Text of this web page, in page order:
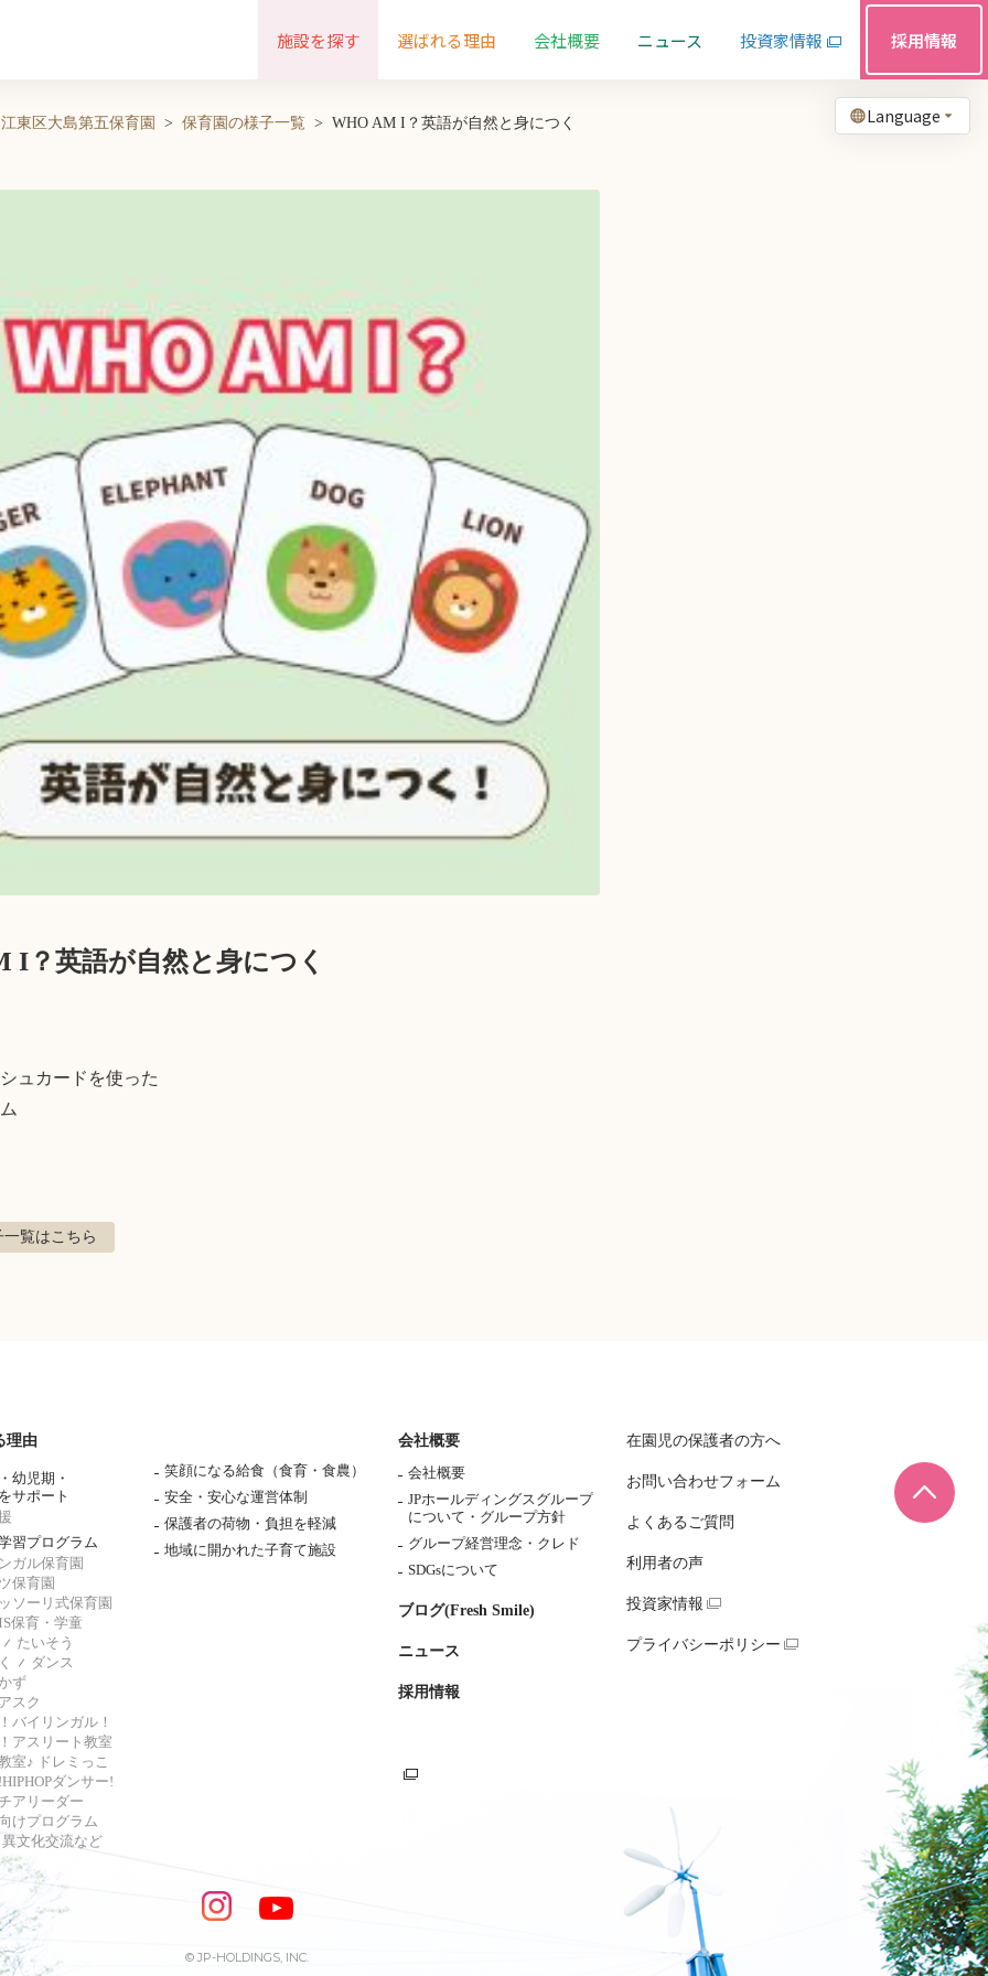
Language
施設を探す 選ばれる理由 会社概要 ニュース 投資家情報 採用情報
江東区大島第五保育園 保育園の様子一覧 WHO AM I？英語が自然と身につく
I？英語が自然と身につく
ュカードを使った
一覧はこちら
ページ
理由
幼児期・
サポート
習プログラム
ガル保育園
保育園
ソーリ式保育園
保育・学童
たいそう
ダンス
ず
スク
バイリンガル！
アスリート教室
室♪ ドレミっこ
ダンサー!
アリーダー
けプログラム
異文化交流など
笑顔になる給食（食育・食農）
安全・安心な運営体制
保護者の荷物・負担を軽減
地域に開かれた子育て施設
会社概要
会社概要
JPホールディングスグループ
について・ グループ方針
グループ経営理念・クレド
SDGsについて
ブログ(Fresh Smile)
ニュース
採用情報
在園児の保護者の方へ
お問い合わせフォーム
よくあるご質問
利用者の声
投資家情報
プライバシーポリシー
© JP-HOLDINGS, INC.